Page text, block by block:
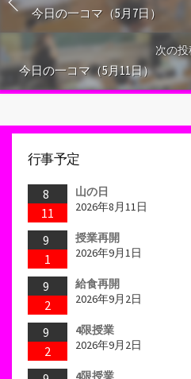
今日の一コマ（5月7日）
次の投
今日の一コマ（5月11日）
行事予定
8
11
山の日
2026年8月11日
9
1
授業再開
2026年9月1日
9
2
給食再開
2026年9月2日
9
2
4限授業
2026年9月2日
4限授業